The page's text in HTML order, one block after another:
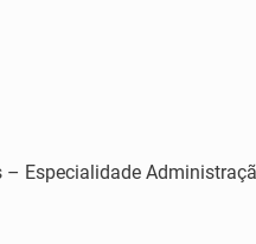
Especialidade